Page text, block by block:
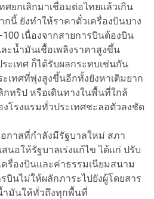
ศยกเลิกมาเชื่อมต่อไทยแล้วเกิน
กนี้ ยังทำให้ราคาตั๋วเครื่องบินบาง
เนื่องจากสายการบินต้องบิน
ละน้ำมันเชื้อเพลิงราคาสูงขึ้น
ะเทศ ก็ได้รับผลกระทบเช่นกัน
เทศที่พุ่งสูงขึ้นอีกทั้งยังหาเติมยาก
ทริป หรือเดินทางในพื้นที่ใกล้
โรงแรมทั่วประเทศชะลอตัวลงชัด
ว
กาสที่กำลังมีรัฐบาลใหม่ สภา
นอให้รัฐบาลเร่งแก้ไข ได้แก่ ปรับ
รื่องบินและค่าธรรมเนียมสนาม
บินไม่ให้ผลักภาระไปยังผู้โดยสาร
ำมันให้ทั่วถึงทุกพื้นที่